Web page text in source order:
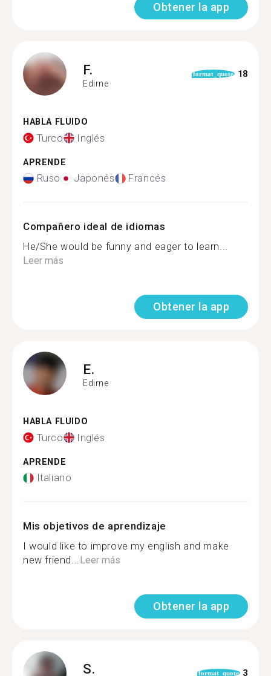
Obtener la app
F.
Edirne
format_quote 18
HABLA FLUIDO
Turco Inglés
APRENDE
Ruso Japonés Francés
Compañero ideal de idiomas
He/She would be funny and eager to learn...
Leer más
Obtener la app
E.
Edirne
HABLA FLUIDO
Turco Inglés
APRENDE
Italiano
Mis objetivos de aprendizaje
I would like to improve my english and make
new friend...Leer más
Obtener la app
S. format_quote 3